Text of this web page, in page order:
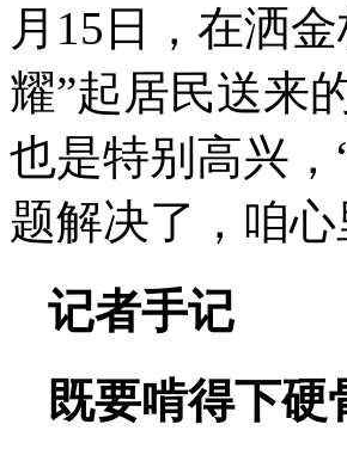
月15日，在洒
耀”起居民送来
也是特别高兴
题解决了，咱
记者手记
既要啃得下硬